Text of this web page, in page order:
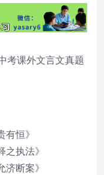
考课外文言文真题
恒》
执法》
断案》